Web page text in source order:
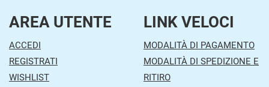
AREA UTENTE
ACCEDI
REGISTRATI
WISHLIST
LINK VELOCI
MODALITÀ DI PAGAMENTO
MODALITÀ DI SPEDIZIONE E
RITIRO